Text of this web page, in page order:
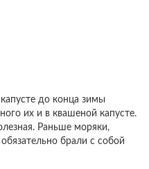
до конца зимы
их и в квашеной капусте.
Раньше моряки,
брали с собой